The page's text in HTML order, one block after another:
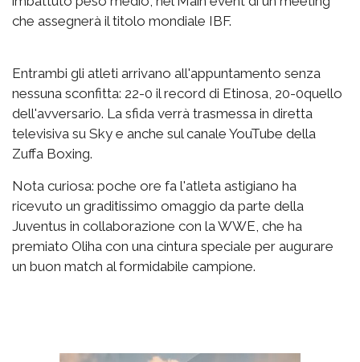
che assegnerà il titolo mondiale IBF.
Entrambi gli atleti arrivano all'appuntamento senza
nessuna sconfitta: 22-0 il record di Etinosa, 20-0quello
dell'avversario. La sfida verrà trasmessa in diretta
televisiva su Sky e anche sul canale YouTube della
Zuffa Boxing.
Nota curiosa: poche ore fa l'atleta astigiano ha
ricevuto un graditissimo omaggio da parte della
Juventus in collaborazione con la WWE, che ha
premiato Oliha con una cintura speciale per augurare
un buon match al formidabile campione.